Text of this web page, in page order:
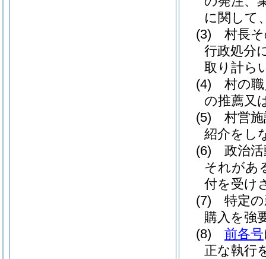
に関して
(3)
村長
行政処分
取り計ら
(4)
村の
の推薦又
(5)
村営
紹介をし
(6)
政治
それがあ
付を受け
(7)
特定
購入を強
(8)
前各号
正な執行